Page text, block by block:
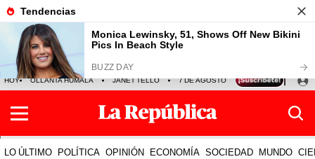
HOY OLLANTA HUMALA JANET TELLO 7 DE AGOSTO TINKA RESULTADOS
LO ÚLTIMO POLÍTICA OPINIÓN ECONOMÍA SOCIEDAD MUNDO